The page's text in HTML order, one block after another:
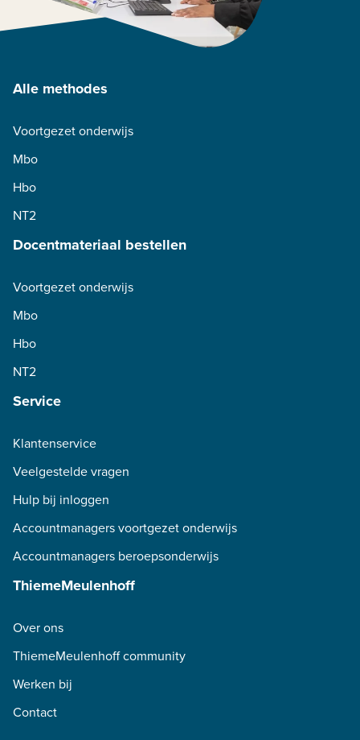
Alle methodes
Voortgezet onderwijs
Mbo
Hbo
NT2
Docentmateriaal bestellen
Voortgezet onderwijs
Mbo
Hbo
NT2
Service
Klantenservice
Veelgestelde vragen
Hulp bij inloggen
Accountmanagers voortgezet onderwijs
Accountmanagers beroepsonderwijs
ThiemeMeulenhoff
Over ons
ThiemeMeulenhoff community
Werken bij
Contact